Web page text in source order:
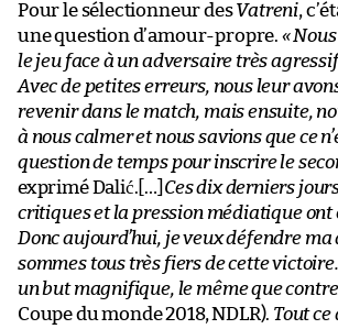
Pour le sélectionneur desVatreni,
une question d’amour-propre. «
le jeu face à un adversaire très
Avec de petites erreurs, nous leur
revenir dans le match, mais ensuite,
à nous calmer et nous savions que ce
question de temps pour inscrire le
exprimé Dalić.[…] Ces dix derniers
critiques et la pression médiatique ont
Donc aujourd’hui, je veux défendre
sommes tous très fiers de cette
un but magnifique, le même que
Coupe du monde 2018, NDLR). Tout ce